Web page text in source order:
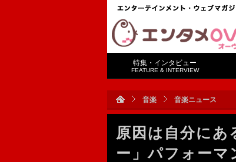
特集・インタビュー
FEATURE & INTERVIEW
音楽 音楽ニュース
原因は自分にあ
ー」パフォーマ